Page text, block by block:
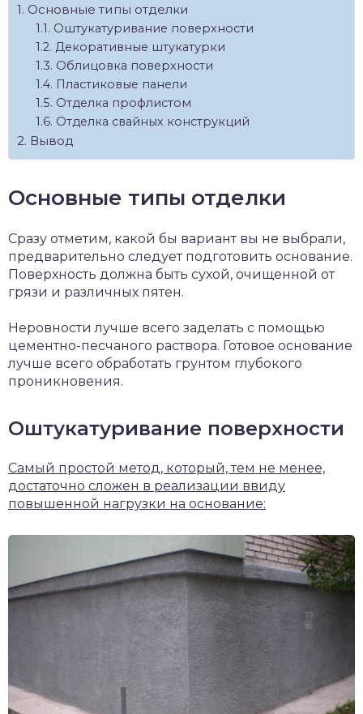
Основные типы отделки
Оштукатуривание поверхности
Декоративные штукатурки
Облицовка поверхности
Пластиковые панели
Отделка профлистом
Отделка свайных конструкций
Вывод
Основные типы отделки
Сразу отметим, какой бы вариант вы не выбрали,
предварительно следует подготовить основание.
Поверхность должна быть сухой, очищенной от
грязи и различных пятен.
Неровности лучше всего заделать с помощью
цементно-песчаного раствора. Готовое основание
лучше всего обработать грунтом глубокого
проникновения.
Оштукатуривание поверхности
Самый простой метод, который, тем не менее,
достаточно сложен в реализации ввиду
повышенной нагрузки на основание: